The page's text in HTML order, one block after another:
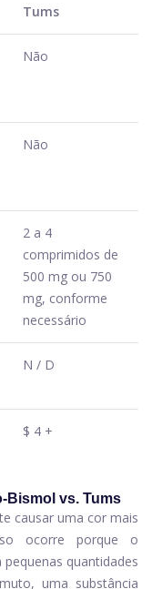
Tums
Não
Não
2 a 4
comprimidos de
500 mg ou 750
mg, conforme
necessário
N / D
$ 4 +
Bismol vs. Tums
causar uma cor mais
ocorre porque o
quantidades
uma substância